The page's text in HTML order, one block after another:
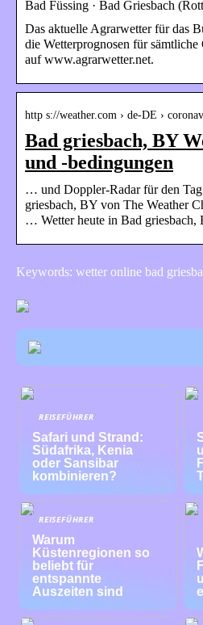
Bad Füssing · Bad Griesbach
Das aktuelle Agrarwetter für das
die Wetterprognosen für
auf www.agrarwetter.net.
http s://weather.com › de-DE ›
Bad griesbach, BY
und -bedingungen
… und Doppler-Radar für den
griesbach, BY von The Weather
… Wetter heute in Bad griesbach,
Keywords: wetter online bad
REISEFÜHRER
Safari und Strand:
Südafrika, Kenia
oder Sansibar
kombinieren?
REISEFÜHRER
Warum
Küstenregionen so
beliebt für
entspannte
Auszeiten sind